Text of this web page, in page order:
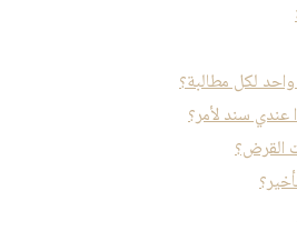
لكل مطالبة؟
عندي سند لأمر؟
القرض؟